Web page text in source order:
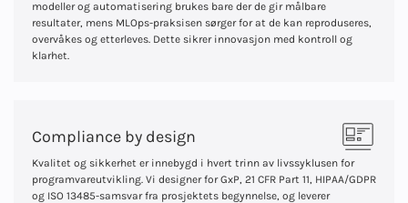
modeller og automatisering brukes bare der de gir målbare
resultater, mens MLOps-praksisen sørger for at de kan reproduseres,
overvåkes og etterleves. Dette sikrer innovasjon med kontroll og
klarhet.
Compliance by design
Kvalitet og sikkerhet er innebygd i hvert trinn av livssyklusen for
programvareutvikling. Vi designer for GxP, 21 CFR Part 11, HIPAA/GDPR
og ISO 13485-samsvar fra prosjektets begynnelse, og leverer